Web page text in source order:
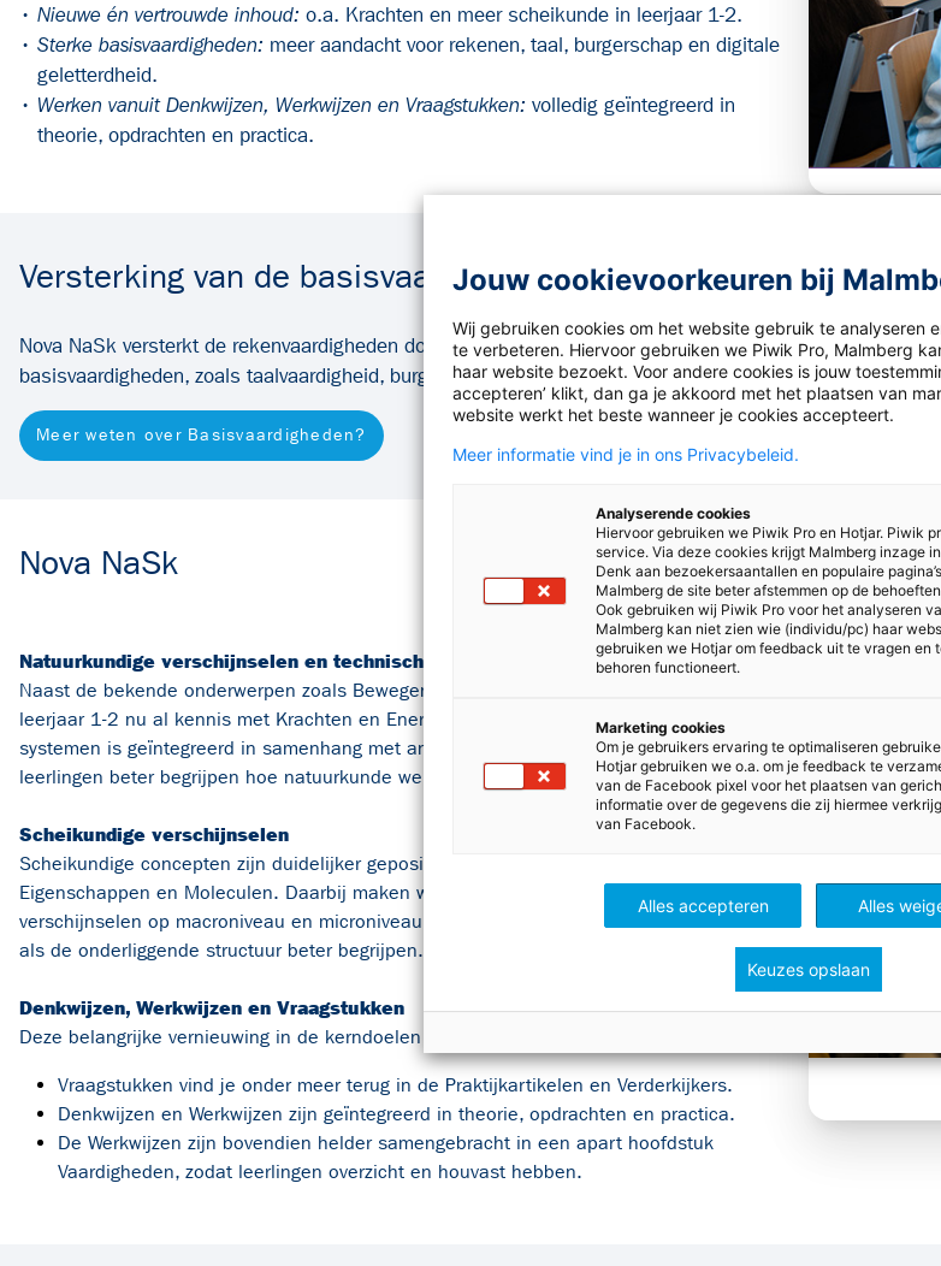
• Nieuwe én vertrouwde inhoud: o.a. Krachten en meer scheikunde in leerjaar 1-2.
• Sterke basisvaardigheden: meer aandacht voor rekenen, taal, burgerschap en digitale
geletterdheid.
• Werken vanuit Denkwijzen, Werkwijzen en Vraagstukken: volledig geïntegreerd in
theorie, opdrachten en practica.
Versterking van de basisvaardigheden
Nova NaSk versterkt de rekenvaardigheden door vakoverstijgend rekenen toe te passen in theorie en
basisvaardigheden, zoals taalvaardigheid, burgerschap en digitale geletterdheid, waardoor leerlingen
Meer weten over Basisvaardigheden?
Nova NaSk
Natuurkundige verschijnselen en technische systemen
Naast de bekende onderwerpen zoals Bewegen en Elektriciteit, maken leerlingen in
leerjaar 1-2 nu al kennis met Krachten en Energie. Het nieuwe onderdeel Technische
systemen is geïntegreerd in samenhang met andere natuurkundige concepten, zodat
leerlingen beter begrijpen hoe natuurkunde werkt in de wereld om hen heen.
Scheikundige verschijnselen
Scheikundige concepten zijn duidelijker gepositioneerd binnen de hoofdstukken Stoffen &
Eigenschappen en Moleculen. Daarbij maken we een expliciet onderscheid tussen
verschijnselen op macroniveau en microniveau, zodat leerlingen zowel de zichtbare wereld
als de onderliggende structuur beter begrijpen.
Denkwijzen, Werkwijzen en Vraagstukken
Deze belangrijke vernieuwing in de kerndoelen is volledig verweven in Nova NaSk.
Vraagstukken vind je onder meer terug in de Praktijkartikelen en Verderkijkers.
Denkwijzen en Werkwijzen zijn geïntegreerd in theorie, opdrachten en practica.
De Werkwijzen zijn bovendien helder samengebracht in een apart hoofdstuk
Vaardigheden, zodat leerlingen overzicht en houvast hebben.
Jouw cookievoorkeuren bij
Wij gebruiken cookies om het website gebruik te analyseren
te verbeteren. Hiervoor gebruiken we Piwik Pro, Malmberg
haar website bezoekt. Voor andere cookies is jouw
accepteren’ klikt, dan ga je akkoord met het plaatsen van
website werkt het beste wanneer je cookies accepteert.
Meer informatie vind je in ons Privacybeleid.
Analyserende cookies
Hiervoor gebruiken we Piwik Pro en Hotjar. Piwik
service. Via deze cookies krijgt Malmberg inzage
Denk aan bezoekersaantallen en populaire
Malmberg de site beter afstemmen op de
Ook gebruiken wij Piwik Pro voor het analyseren
Malmberg kan niet zien wie (individu/pc) haar
gebruiken we Hotjar om feedback uit te vragen en
behoren functioneert.
Marketing cookies
Om je gebruikers ervaring te optimaliseren
Hotjar gebruiken we o.a. om je feedback te
van de Facebook pixel voor het plaatsen van
informatie over de gegevens die zij hiermee
van Facebook.
Alles accepteren Alles
Keuzes opslaan